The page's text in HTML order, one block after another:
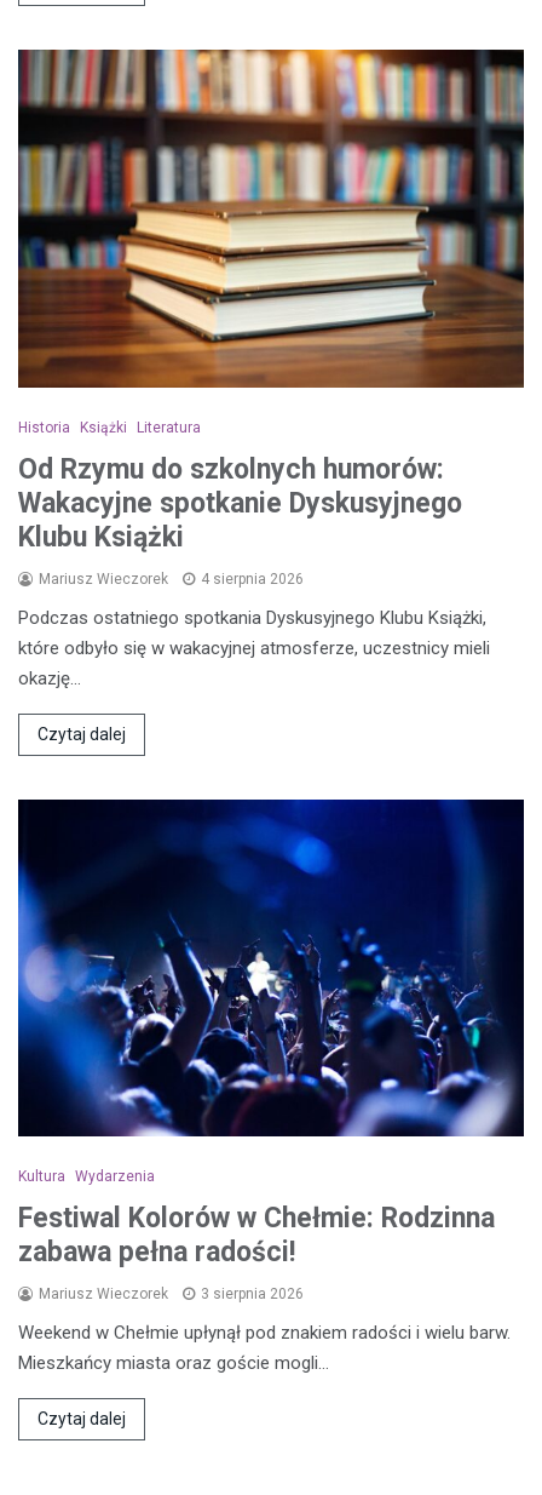
Historia Książki Literatura
Od Rzymu do szkolnych humorów:
Wakacyjne spotkanie Dyskusyjnego
Klubu Książki
Mariusz Wieczorek 4 sierpnia 2026
Podczas ostatniego spotkania Dyskusyjnego Klubu Książki,
które odbyło się w wakacyjnej atmosferze, uczestnicy mieli
okazję…
Czytaj dalej
Kultura Wydarzenia
Festiwal Kolorów w Chełmie: Rodzinna
zabawa pełna radości!
Mariusz Wieczorek 3 sierpnia 2026
Weekend w Chełmie upłynął pod znakiem radości i wielu barw.
Mieszkańcy miasta oraz goście mogli…
Czytaj dalej